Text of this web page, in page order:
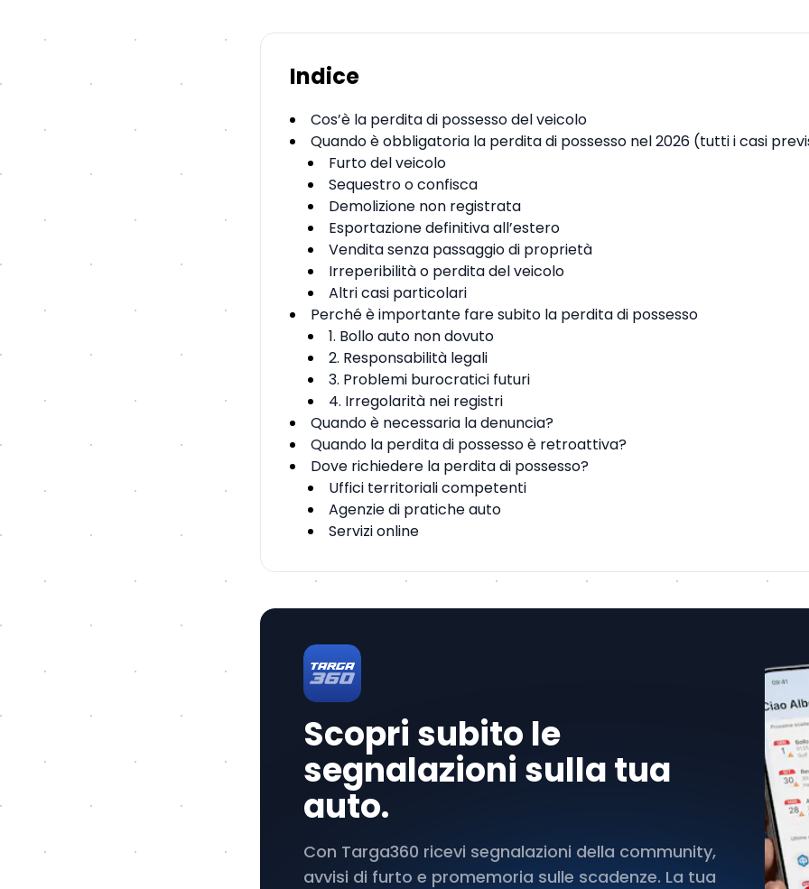
Indice
Cos’è la perdita di possesso del veicolo
Quando è obbligatoria la perdita di possesso nel 2026 (tutti i casi
Furto del veicolo
Sequestro o confisca
Demolizione non registrata
Esportazione definitiva all’estero
Vendita senza passaggio di proprietà
Irreperibilità o perdita del veicolo
Altri casi particolari
Perché è importante fare subito la perdita di possesso
1. Bollo auto non dovuto
2. Responsabilità legali
3. Problemi burocratici futuri
4. Irregolarità nei registri
Quando è necessaria la denuncia?
Quando la perdita di possesso è retroattiva?
Dove richiedere la perdita di possesso?
Uffici territoriali competenti
Agenzie di pratiche auto
Servizi online
Scopri subito le
segnalazioni sulla tua
auto.
Con Targa360 ricevi segnalazioni della community,
avvisi di furto e promemoria sulle scadenze. La tua